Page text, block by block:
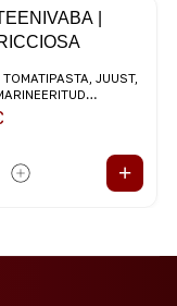
|
JUUST,
MUSTAD
+